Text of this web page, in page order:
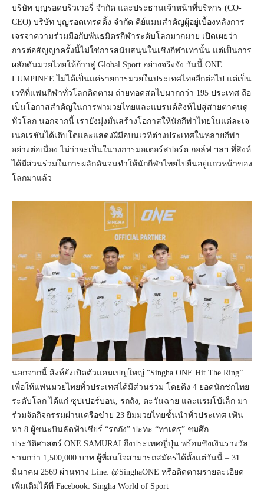
บริษัท บุญรอดบริวเวอรี่ จำกัด และประธานเจ้าหน้าที่บริหาร (CO-
CEO) บริษัท บุญรอดเทรดดิ้ง จำกัด คีย์แมนสำคัญผู้อยู่เบื้องหลังการ
เจรจาความร่วมมือกับพันธมิตรกีฬาระดับโลกมากมาย เปิดเผยว่า
การต่อสัญญาครั้งนี้ไม่ใช่การสนับสนุนในเชิงกีฬาเท่านั้น แต่เป็นการ
ผลักดันมวยไทยให้ก้าวสู่ Global Sport อย่างจริงจัง วันนี้ ONE
LUMPINEE ไม่ได้เป็นแค่รายการมวยในประเทศไทยอีกต่อไป แต่เป็น
เวทีที่แฟนกีฬาทั่วโลกติดตาม ถ่ายทอดสดไปมากกว่า 195 ประเทศ ถือ
เป็นโอกาสสำคัญในการพามวยไทยและแบรนด์สิงห์ไปสู่สายตาคนดู
ทั่วโลก นอกจากนี้ เรายังมุ่งมั่นสร้างโอกาสให้นักกีฬาไทยในแต่ละเจ
เนอเรชันได้เติบโตและแสดงฝีมือบนเวทีต่างประเทศในหลายกีฬา
อย่างต่อเนื่อง ไม่ว่าจะเป็นในวงการมอเตอร์สปอร์ต กอล์ฟ ฯลฯ ที่สิงห์
ได้มีส่วนร่วมในการผลักดันจนทำให้นักกีฬาไทยไปยืนอยู่แถวหน้าของ
โลกมาแล้ว
นอกจากนี้ สิงห์ยังเปิดตัวแคมเปญใหญ่ “Singha ONE Hit The Ring”
เพื่อให้แฟนมวยไทยทั่วประเทศได้มีส่วนร่วม โดยดึง 4 ยอดนักชกไทย
ระดับโลก ได้แก่ ซุปเปอร์บอน, รถถัง, ตะวันฉาย และแรมโบ้เล็ก มา
ร่วมจัดกิจกรรมผ่านเครือข่าย 23 ยิมมวยไทยชั้นนำทั่วประเทศ เฟ้น
หา 8 ผู้ชนะบินลัดฟ้าเชียร์ “รถถัง” ปะทะ “ทาเครุ” ชมศึก
ประวัติศาสตร์ ONE SAMURAI ถึงประเทศญี่ปุ่น พร้อมชิงเงินรางวัล
รวมกว่า 1,500,000 บาท ผู้ที่สนใจสามารถสมัครได้ตั้งแต่วันนี้ – 31
มีนาคม 2569 ผ่านทาง Line: @SinghaONE หรือติดตามรายละเอียด
เพิ่มเติมได้ที่ Facebook: Singha World of Sport